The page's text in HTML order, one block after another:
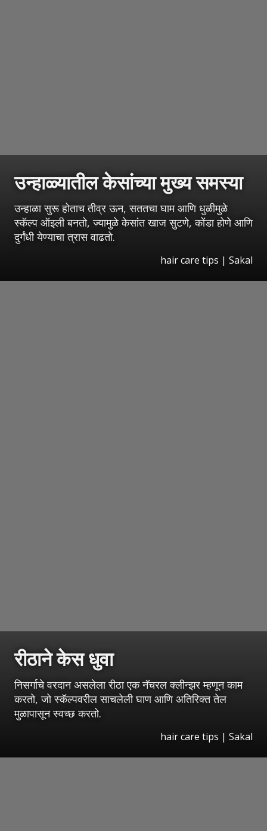
उन्हाळ्यातील केसांच्या मुख्य समस्या
उन्हाळा सुरू होताच तीव्र ऊन, सततचा घाम आणि धुळीमुळे
स्कॅल्प ऑइली बनतो, ज्यामुळे केसांत खाज सुटणे, कोंडा होणे आणि
दुर्गंधी येण्याचा त्रास वाढतो.
hair care tips | Sakal
रीठाने केस धुवा
निसर्गाचे वरदान असलेला रीठा एक नॅचरल क्लीन्झर म्हणून काम
करतो, जो स्कॅल्पवरील साचलेली घाण आणि अतिरिक्त तेल
मुळापासून स्वच्छ करतो.
hair care tips | Sakal